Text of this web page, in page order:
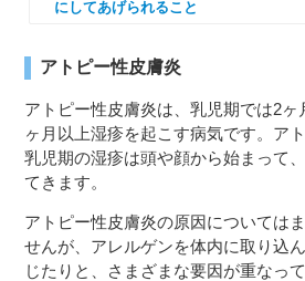
にしてあげられること
アトピー性皮膚炎
アトピー性皮膚炎は、乳児期では2
ヶ月以上湿疹を起こす病気です。ア
乳児期の湿疹は頭や顔から始まって
てきます。
アトピー性皮膚炎の原因については
せんが、アレルゲンを体内に取り込
じたりと、さまざまな要因が重なっ